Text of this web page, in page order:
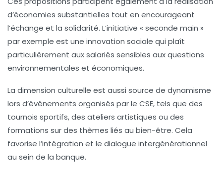
d’économies substantielles tout en encourageant
l’échange et la solidarité. L’initiative « seconde main »
par exemple est une innovation sociale qui plaît
particulièrement aux salariés sensibles aux questions
environnementales et économiques.
La dimension culturelle est aussi source de dynamisme
lors d’événements organisés par le CSE, tels que des
tournois sportifs, des ateliers artistiques ou des
formations sur des thèmes liés au bien-être. Cela
favorise l’intégration et le dialogue intergénérationnel
au sein de la banque.